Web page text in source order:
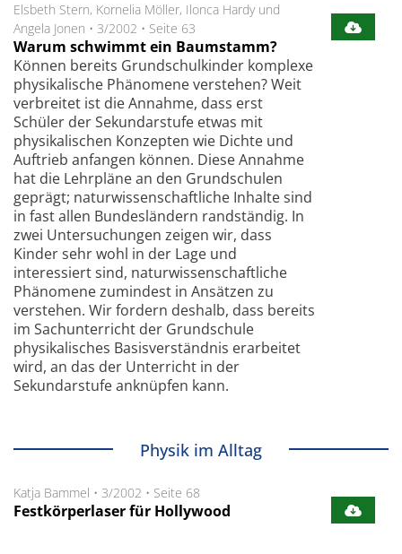
Elsbeth Stern, Kornelia Möller, Ilonca Hardy und
Angela Jonen • 3/2002 • Seite 63
Warum schwimmt ein Baumstamm?
Können bereits Grundschulkinder komplexe
physikalische Phänomene verstehen? Weit
verbreitet ist die Annahme, dass erst
Schüler der Sekundarstufe etwas mit
physikalischen Konzepten wie Dichte und
Auftrieb anfangen können. Diese Annahme
hat die Lehrpläne an den Grundschulen
geprägt; naturwissenschaftliche Inhalte sind
in fast allen Bundesländern randständig. In
zwei Untersuchungen zeigen wir, dass
Kinder sehr wohl in der Lage und
interessiert sind, naturwissenschaftliche
Phänomene zumindest in Ansätzen zu
verstehen. Wir fordern deshalb, dass bereits
im Sachunterricht der Grundschule
physikalisches Basisverständnis erarbeitet
wird, an das der Unterricht in der
Sekundarstufe anknüpfen kann.
Physik im Alltag
Katja Bammel • 3/2002 • Seite 68
Festkörperlaser für Hollywood